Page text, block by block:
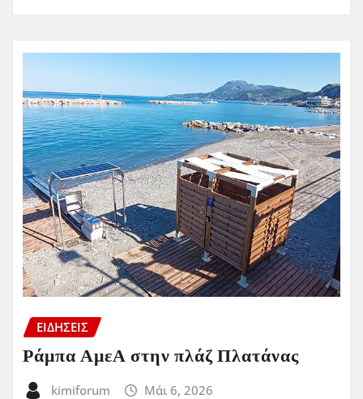
ΕΙΔΗΣΕΙΣ
Ράμπα ΑμεΑ στην πλάζ Πλατάνας
kimiforum Μάι 6, 2026